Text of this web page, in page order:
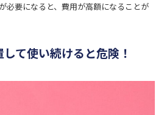
必要になると、費用が高額になることが
て使い続けると危険！